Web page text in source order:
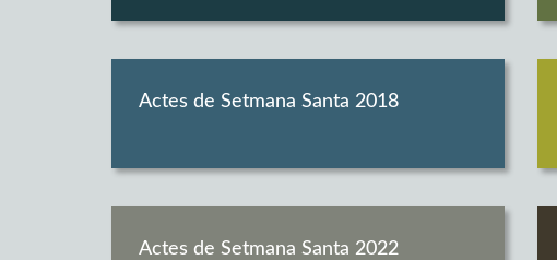
Actes de Setmana Santa 2018
Actes de Setmana Santa 2022